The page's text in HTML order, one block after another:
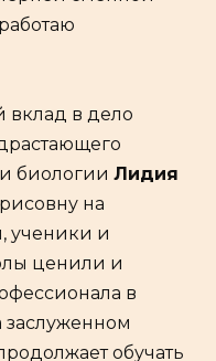
вклад в дело
биологии Лидия
на
ученики и
ценили и
в
заслуженном
обучать